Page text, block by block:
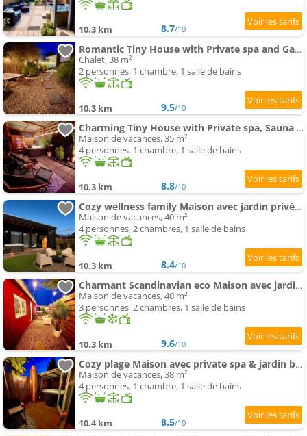
10.3 km 8.7/10
Romantic Tiny House with Private spa and Garden between Amsterdam Haarlem and Schiphol Airport
Chalet, 38 m²
2 personnes, 1 chambre, 1 salle de bains
10.3 km 9.5/10
Charming Tiny House with Private spa, Sauna and Garden & Free Parking between Amsterdam Haarlem and
Maison de vacances, 35 m²
4 personnes, 1 chambre, 1 salle de bains
10.3 km 8.8/10
Cozy wellness family Maison avec jardin privé & spa & sauna between Amsterdam Haarlem et Schiphol
Maison de vacances, 40 m²
4 personnes, 2 chambres, 1 salle de bains
10.3 km 8.4/10
Charmant Scandinavian eco Maison avec jardin privé et spa between Amsterdam Haarlem et Schiphol A
Maison de vacances, 40 m²
3 personnes, 2 chambres, 1 salle de bains
10.3 km 9.6/10
Cozy plage Maison avec private spa & jardin between Amsterdam Haarlem et Schiphol Airport
Maison de vacances, 38 m²
4 personnes, 1 chambre, 1 salle de bains
10.4 km 8.5/10